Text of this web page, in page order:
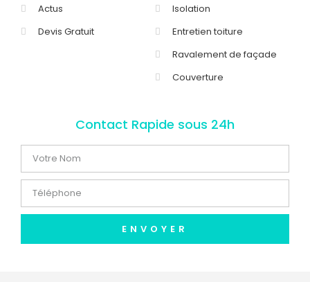
Actus
Devis Gratuit
Isolation
Entretien toiture
Ravalement de façade
Couverture
Contact Rapide sous 24h
ENVOYER